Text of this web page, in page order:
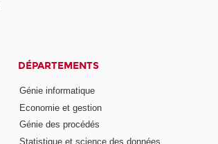
DÉPARTEMENTS
Génie informatique
Economie et gestion
Génie des procédés
Statistique et science des données